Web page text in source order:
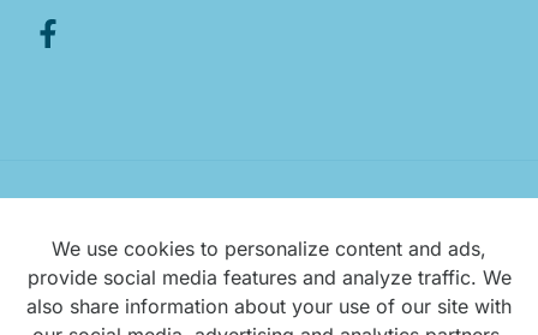
Privacy
We use cookies to personalize content and ads,
provide social media features and analyze traffic. We
also share information about your use of our site with